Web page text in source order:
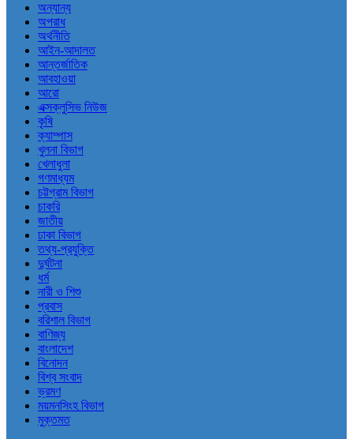
অন্যান্য
অপরাধ
অর্থনীতি
আইন-আদালত
আন্তর্জাতিক
আবহাওয়া
আরো
এক্সক্লুসিভ নিউজ
কৃষি
ক্যাম্পাস
খুলনা বিভাগ
খেলাধুলা
গণমাধ্যম
চট্টগ্রাম বিভাগ
চাকরি
জাতীয়
ঢাকা বিভাগ
তথ্য-প্রযুক্তি
দুর্ঘটনা
ধর্ম
নারী ও শিশু
প্রবাস
বরিশাল বিভাগ
বাণিজ্য
বাংলাদেশ
বিনোদন
বিশ্ব সংবাদ
ভ্রমণ
ময়মনসিংহ বিভাগ
মুক্তমত